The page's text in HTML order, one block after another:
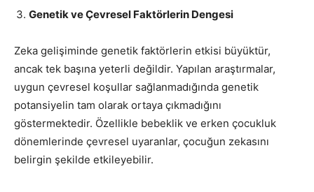
Genetik ve Çevresel Faktörlerin Dengesi
Zeka gelişiminde genetik faktörlerin etkisi büyüktür,
ancak tek başına yeterli değildir. Yapılan araştırmalar,
uygun çevresel koşullar sağlanmadığında genetik
potansiyelin tam olarak ortaya çıkmadığını
göstermektedir. Özellikle bebeklik ve erken çocukluk
dönemlerinde çevresel uyaranlar, çocuğun zekasını
belirgin şekilde etkileyebilir.